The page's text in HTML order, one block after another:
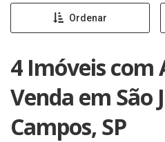
Ordenar
4 Imóveis com
Venda em São
Campos, SP